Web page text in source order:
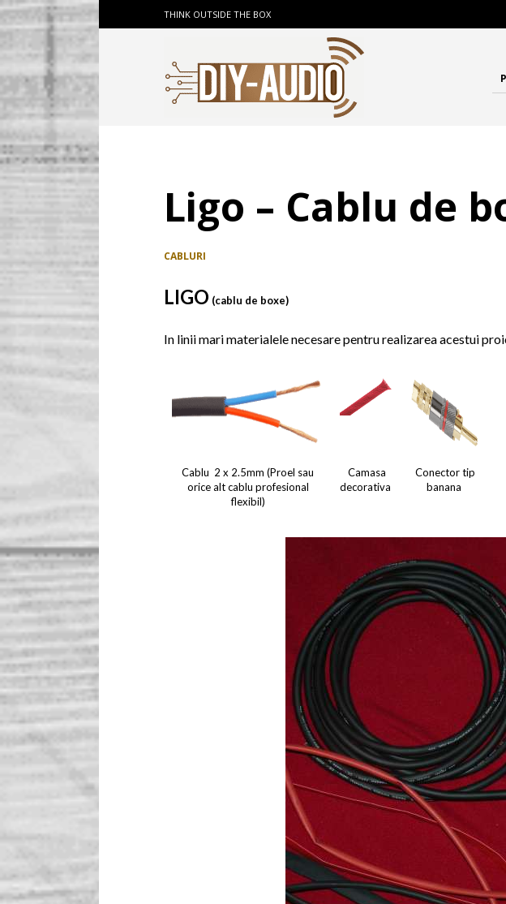
THINK OUTSIDE THE BOX
Ligo – Cablu de
CABLURI
LIGO (cablu de boxe)
In linii mari materialele necesare pentru realizarea acestui
Cablu 2 x 2.5mm (Proel sau
orice alt cablu profesional
flexibil)
Camasa
decorativa
Conector tip
banana